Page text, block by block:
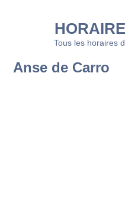
Tous les horaires
Anse de Carro